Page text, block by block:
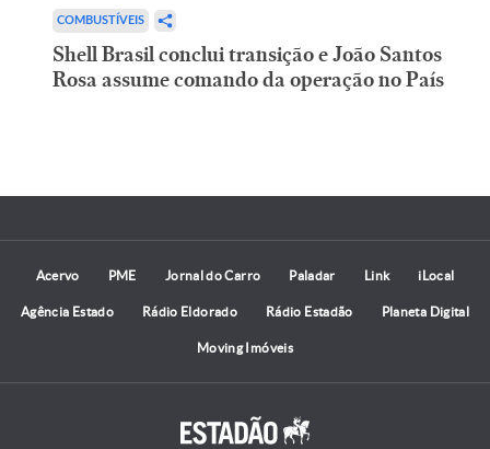
COMBUSTÍVEIS
Shell Brasil conclui transição e João Santos
Rosa assume comando da operação no País
Acervo PME Jornal do Carro Paladar Link iLocal
Agência Estado Rádio Eldorado Rádio Estadão Planeta Digital
Moving Imóveis